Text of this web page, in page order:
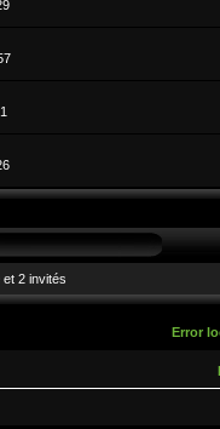
2 invités
Error